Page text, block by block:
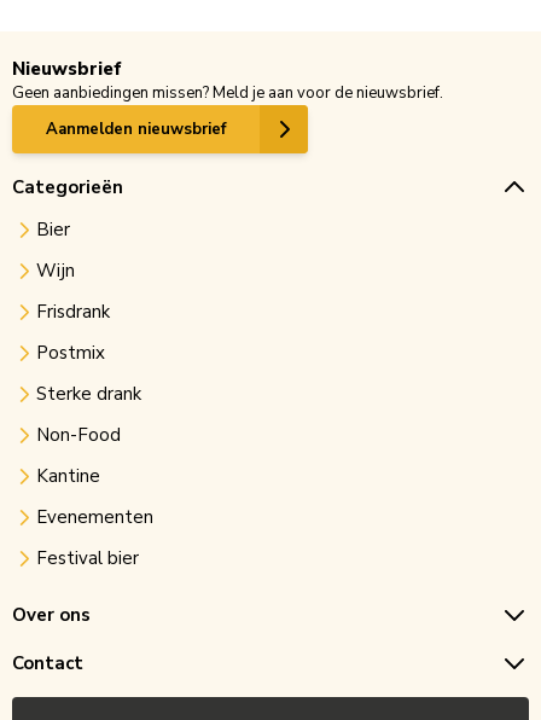
Nieuwsbrief
Geen aanbiedingen missen? Meld je aan voor de nieuwsbrief.
Aanmelden nieuwsbrief
Categorieën
Bier
Wijn
Frisdrank
Postmix
Sterke drank
Non-Food
Kantine
Evenementen
Festival bier
Over ons
Contact